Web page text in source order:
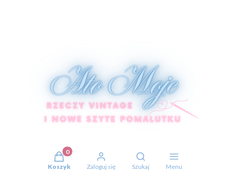
Produkty w koszyku: 0. Zobacz szczegóły
Koszyk Zaloguj się
Otwórz wyszukiwarkę
Szukaj Menu